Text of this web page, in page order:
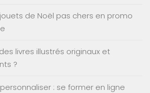
de Noël pas chers en promo
livres illustrés originaux et
?
: se former en ligne